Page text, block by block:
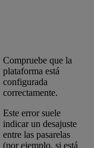
Compruebe que la
plataforma está
configurada
correctamente.
Este error suele
indicar un desajuste
entre las pasarelas
(por ejemplo, si está